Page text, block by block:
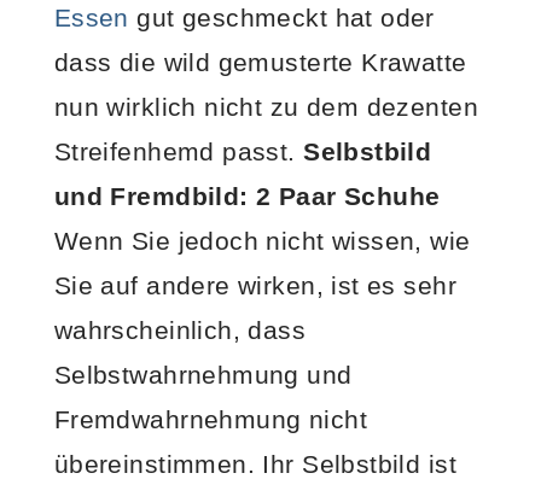
Essen gut geschmeckt hat oder
dass die wild gemusterte Krawatte
nun wirklich nicht zu dem dezenten
Streifenhemd passt.Selbstbild
und Fremdbild: 2 Paar Schuhe
Wenn Sie jedoch nicht wissen, wie
Sie auf andere wirken, ist es sehr
wahrscheinlich, dass
Selbstwahrnehmung und
Fremdwahrnehmung nicht
übereinstimmen. Ihr Selbstbild ist